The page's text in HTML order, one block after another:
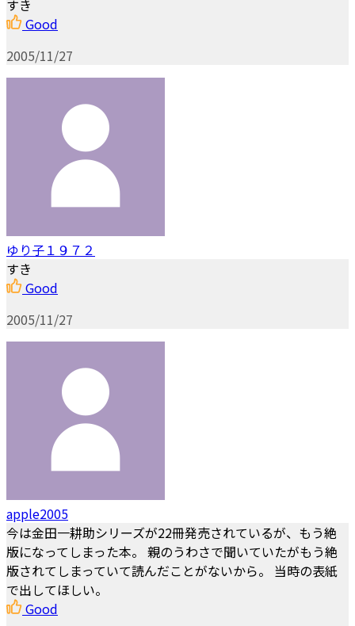
すき
Good
2005/11/27
ゆり子１９７２
すき
Good
2005/11/27
apple2005
今は金田一耕助シリーズが22冊発売されているが、もう絶
版になってしまった本。 親のうわさで聞いていたがもう絶
版されてしまっていて読んだことがないから。 当時の表紙
で出してほしい。
Good